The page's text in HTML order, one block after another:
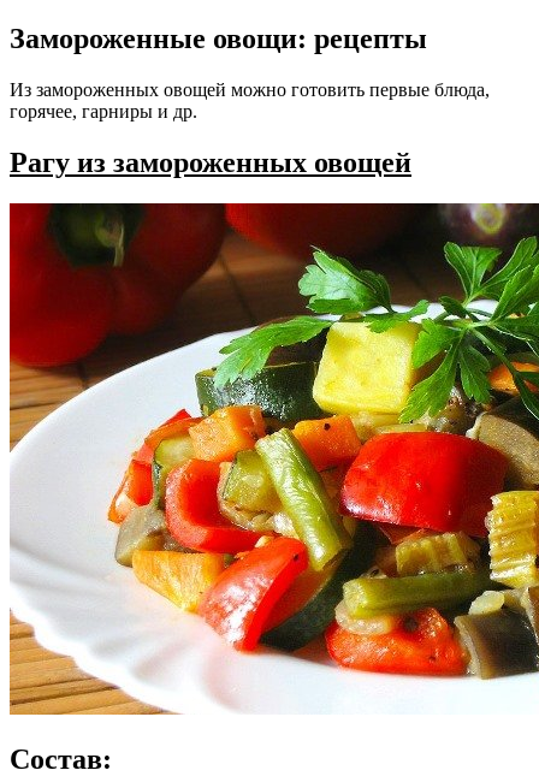
Замороженные овощи: рецепты
Из замороженных овощей можно готовить первые блюда,
горячее, гарниры и др.
Рагу из замороженных овощей
Состав: